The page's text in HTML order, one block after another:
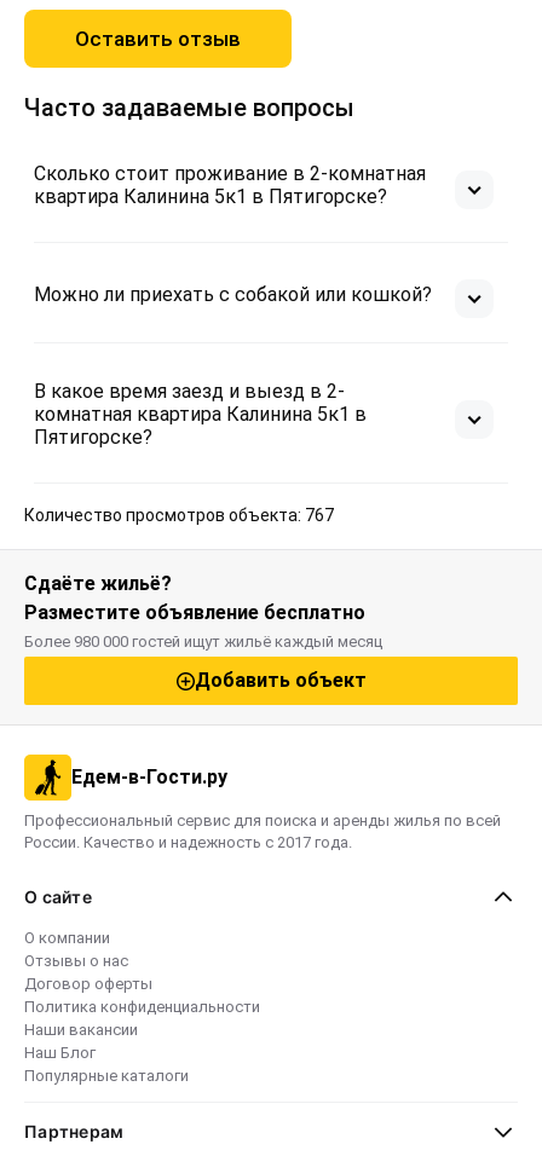
Оставить отзыв
Часто задаваемые вопросы
Сколько стоит проживание в 2-комнатная
квартира Калинина 5к1 в Пятигорске?
Можно ли приехать с собакой или кошкой?
В какое время заезд и выезд в 2-
комнатная квартира Калинина 5к1 в
Пятигорске?
Количество просмотров объекта: 767
Сдаёте жильё?
Разместите объявление бесплатно
Более 980 000 гостей ищут жильё каждый месяц
Добавить объект
Едем-в-Гости.ру
Профессиональный сервис для поиска и аренды жилья по всей
России. Качество и надежность с 2017 года.
О сайте
О компании
Отзывы о нас
Договор оферты
Политика конфиденциальности
Наши вакансии
Наш Блог
Популярные каталоги
Партнерам